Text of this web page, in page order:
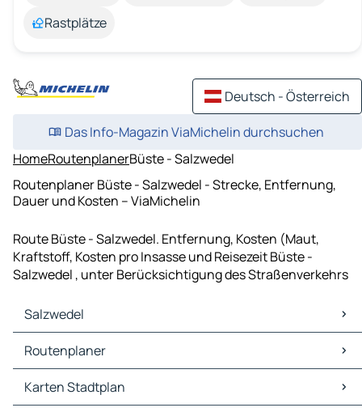
Rastplätze
Deutsch - Österreich
Das Info-Magazin ViaMichelin durchsuchen
HomeRoutenplanerBüste - Salzwedel
Routenplaner Büste - Salzwedel - Strecke, Entfernung,
Dauer und Kosten – ViaMichelin
Route Büste - Salzwedel. Entfernung, Kosten (Maut,
Kraftstoff, Kosten pro Insasse und Reisezeit Büste -
Salzwedel , unter Berücksichtigung des Straßenverkehrs
Salzwedel
Salzwedel Karten Stadtplan
Salzwedel Verkehr
Salzwedel Hotels
Salzwedel Restaurants
Routenplaner
Routenplaner Salzwedel - Lüchow (Wendland)
Routenplaner Salzwedel - Pevestorf
Karten Stadtplan